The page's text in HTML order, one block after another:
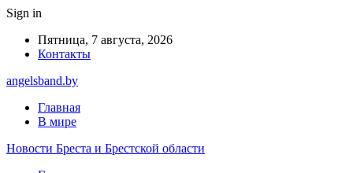
Sign in
Пятница, 7 августа, 2026
Контакты
angelsband.by
Главная
В мире
Новости Бреста и Брестской области